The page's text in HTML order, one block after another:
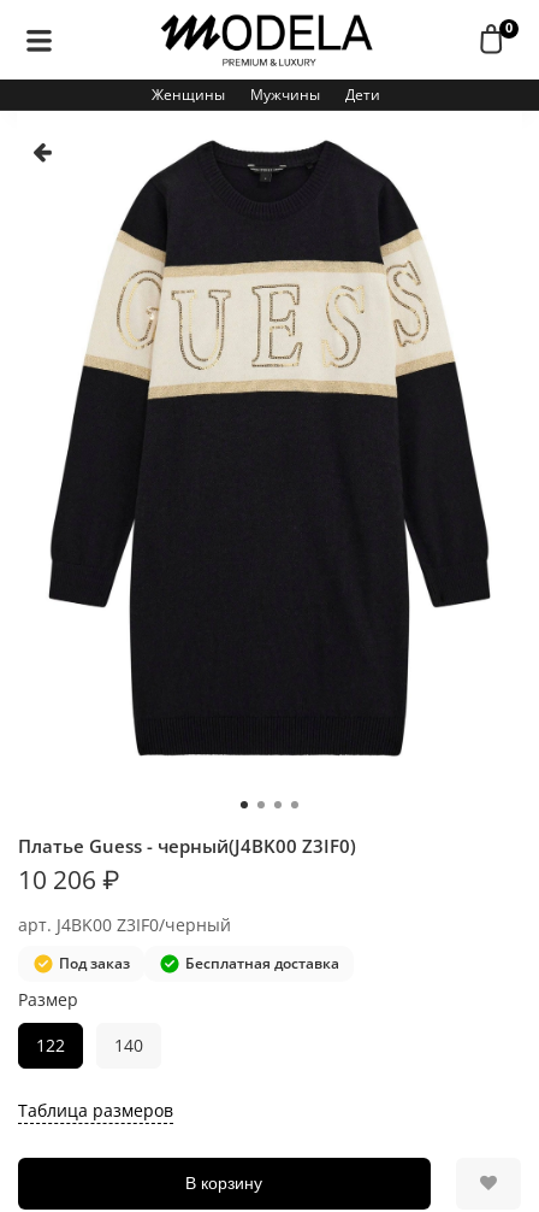
0
Женщины Мужчины Дети
арт. J4BK00 Z3IF0/черный
Платье Guess - черный(J4BK00 Z3IF0)
Под заказ Бесплатная доставка
10 206 ₽
Таблица размеров
В корзину
Размер
122
140